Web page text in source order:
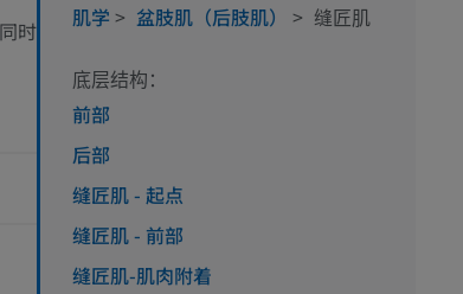
时
肌学 > 盆肢肌（后肢肌） > 缝匠肌
底层结构：
前部
后部
缝匠肌 - 起点
缝匠肌 - 前部
缝匠肌-肌肉附着